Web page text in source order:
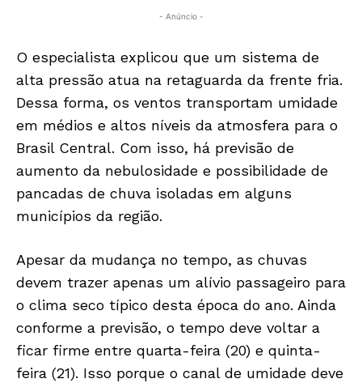
- Anúncio -
O especialista explicou que um sistema de
alta pressão atua na retaguarda da frente fria.
Dessa forma, os ventos transportam umidade
em médios e altos níveis da atmosfera para o
Brasil Central. Com isso, há previsão de
aumento da nebulosidade e possibilidade de
pancadas de chuva isoladas em alguns
municípios da região.
Apesar da mudança no tempo, as chuvas
devem trazer apenas um alívio passageiro para
o clima seco típico desta época do ano. Ainda
conforme a previsão, o tempo deve voltar a
ficar firme entre quarta-feira (20) e quinta-
feira (21). Isso porque o canal de umidade deve